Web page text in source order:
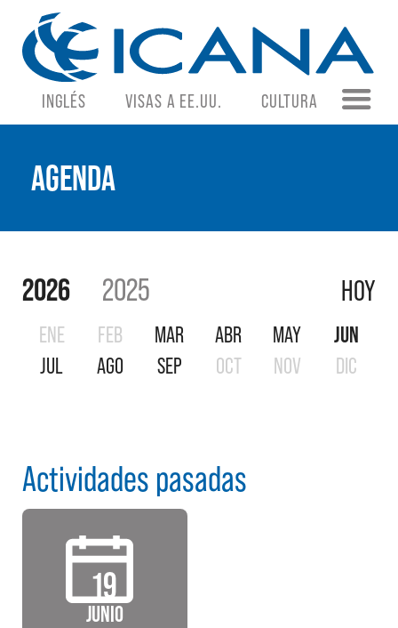
INGLÉS VISAS A EE.UU. CULTURA
AGENDA
2026 2025 HOY
ENE FEB MAR ABR MAY
JUN
JUL
AGO SEP OCT NOV DIC
Actividades pasadas
19
JUNIO